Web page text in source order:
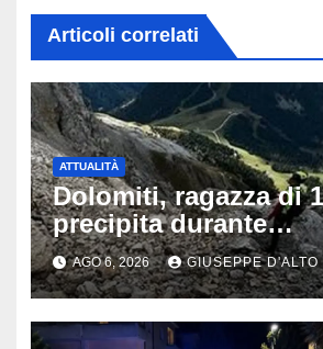
Articoli correlati
ATTUALITÀ
Dolomiti, ragazza di
precipita durante
un’escursione:
Latemar davanti alla
AGO 6, 2026 GIUSEPPE D'ALTO